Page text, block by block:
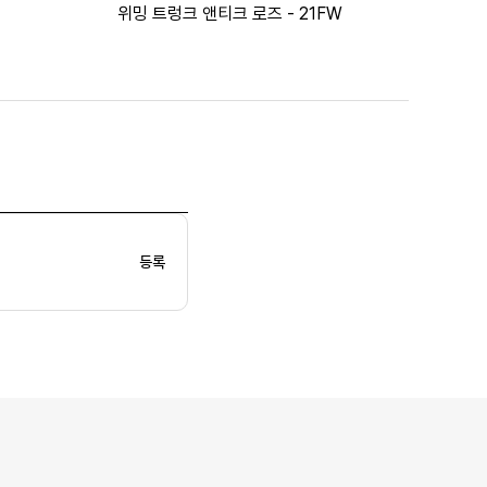
위밍 트렁크 앤티크 로즈 - 21FW
등록